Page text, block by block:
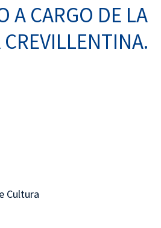
A CARGO DE LA
Cultura